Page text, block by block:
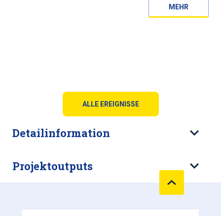
MEHR
ALLE EREIGNISSE
Detailinformation
Projektoutputs